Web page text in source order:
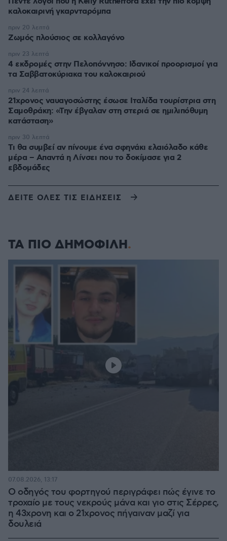
καλοκαιρινή γκαρνταρόμπα
Ζωμός πλούσιος σε κολλαγόνο
πριν 20 λεπτά
4 εκδρομές στην Πελοπόννησο: Ιδανικοί προορισμοί για
τα Σαββατοκύριακα του καλοκαιριού
πριν 23 λεπτά
21χρονος ναυαγοσώστης έσωσε Ιταλίδα τουρίστρια στη
Σαμοθράκη: «Την έβγαλαν στη στεριά σε ημιλιπόθυμη
κατάσταση»
πριν 24 λεπτά
Τι θα συμβεί αν πίνουμε ένα σφηνάκι ελαιόλαδο κάθε
μέρα – Απαντά η Λίνσει που το δοκίμασε για 2
εβδομάδες
πριν 30 λεπτά
ΔΕΙΤΕ ΟΛΕΣ ΤΙΣ ΕΙΔΗΣΕΙΣ
ΤΑ ΠΙΟ ΔΗΜΟΦΙΛΗ
Ο οδηγός του φορτηγού περιγράφει πώς έγινε το
τροχαίο με τους νεκρούς μάνα και γιο στις Σέρρες,
η 43χρονη και ο 21χρονος πήγαιναν μαζί για
δουλειά
07.08.2026, 13:17